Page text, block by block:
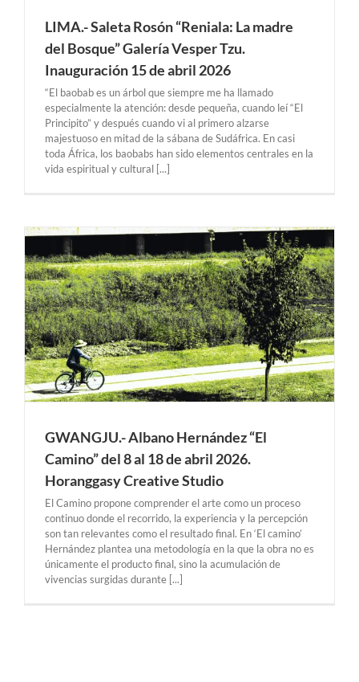
LIMA.- Saleta Rosón “Reniala: La madre
del Bosque” Galería Vesper Tzu.
Inauguración 15 de abril 2026
“El baobab es un árbol que siempre me ha llamado
especialmente la atención: desde pequeña, cuando leí “El
Principito” y después cuando vi al primero alzarse
majestuoso en mitad de la sábana de Sudáfrica. En casi
toda África, los baobabs han sido elementos centrales en la
vida espiritual y cultural [...]
GWANGJU.- Albano Hernández “El
Camino” del 8 al 18 de abril 2026.
Horanggasy Creative Studio
El Camino propone comprender el arte como un proceso
continuo donde el recorrido, la experiencia y la percepción
son tan relevantes como el resultado final. En ‘El camino’
Hernández plantea una metodología en la que la obra no es
únicamente el producto final, sino la acumulación de
vivencias surgidas durante [...]